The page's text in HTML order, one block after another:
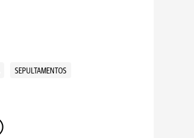
SEPULTAMENTOS